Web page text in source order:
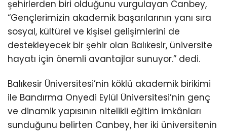
şehirlerden biri olduğunu vurgulayan Canbey,
“Gençlerimizin akademik başarılarının yanı sıra
sosyal, kültürel ve kişisel gelişimlerini de
destekleyecek bir şehir olan Balıkesir, üniversite
hayatı için önemli avantajlar sunuyor.” dedi.
Balıkesir Üniversitesi’nin köklü akademik birikimi
ile Bandırma Onyedi Eylül Üniversitesi’nin genç
ve dinamik yapısının nitelikli eğitim imkânları
sunduğunu belirten Canbey, her iki üniversitenin